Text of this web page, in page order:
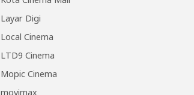
Layar Digi
Local Cinema
LTD9 Cinema
Mopic Cinema
movimax